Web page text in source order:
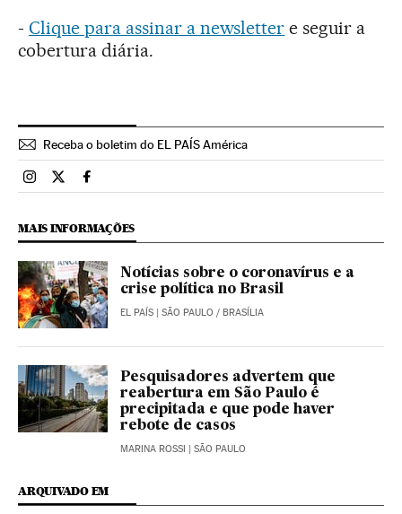
- Clique para assinar a newsletter e seguir a
cobertura diária.
Receba o boletim do EL PAÍS América
Brasil El País Brasil en Instagram
Brasil El País Brasil en Twitter
Brasil El País Brasil en Facebook
MAIS INFORMAÇÕES
Notícias sobre o coronavírus e a
crise política no Brasil
EL PAÍS | SÃO PAULO / BRASÍLIA
Pesquisadores advertem que
reabertura em São Paulo é
precipitada e que pode haver
rebote de casos
MARINA ROSSI | SÃO PAULO
ARQUIVADO EM